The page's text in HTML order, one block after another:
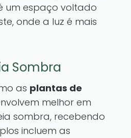
um espaço voltado
onde a luz é mais
Sombra
as plantas de
melhor em
sombra, recebendo
incluem as